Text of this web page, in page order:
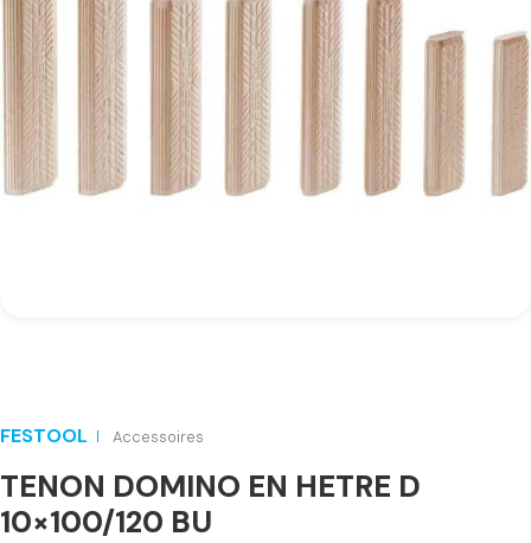
FESTOOL Accessoires
TENON DOMINO EN HETRE D
10×100/120 BU